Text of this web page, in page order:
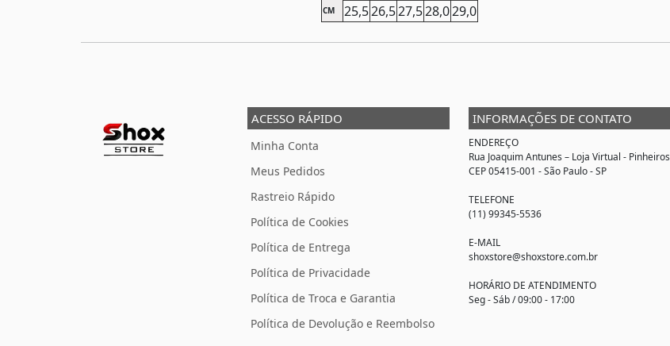
CM 25,526,527,528,029,0
ACESSO RÁPIDO
Minha Conta
Meus Pedidos
Rastreio Rápido
Política de Cookies
Política de Entrega
Política de Privacidade
Política de Troca e Garantia
Política de Devolução e Reembolso
INFORMAÇÕES DE CONTATO
ENDEREÇO
Rua Joaquim Antunes – Loja Virtual - Pinheiros
CEP 05415-001 - São Paulo - SP
TELEFONE
(11) 99345-5536
E-MAIL
shoxstore@shoxstore.com.br
HORÁRIO DE ATENDIMENTO
Seg - Sáb / 09:00 - 17:00